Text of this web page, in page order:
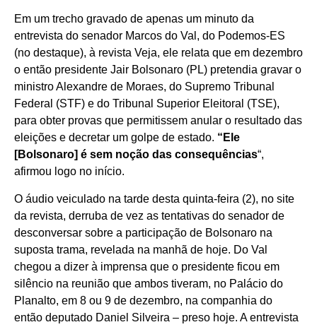
Em um trecho gravado de apenas um minuto da
entrevista do senador Marcos do Val, do Podemos-ES
(no destaque), à revista Veja, ele relata que em dezembro
o então presidente Jair Bolsonaro (PL) pretendia gravar o
ministro Alexandre de Moraes, do Supremo Tribunal
Federal (STF) e do Tribunal Superior Eleitoral (TSE),
para obter provas que permitissem anular o resultado das
eleições e decretar um golpe de estado. “Ele
[Bolsonaro] é sem noção das consequências“,
afirmou logo no início.
O áudio veiculado na tarde desta quinta-feira (2), no site
da revista, derruba de vez as tentativas do senador de
desconversar sobre a participação de Bolsonaro na
suposta trama, revelada na manhã de hoje. Do Val
chegou a dizer à imprensa que o presidente ficou em
silêncio na reunião que ambos tiveram, no Palácio do
Planalto, em 8 ou 9 de dezembro, na companhia do
então deputado Daniel Silveira – preso hoje. A entrevista